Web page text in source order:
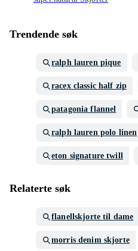
Trendende søk
ralph lauren pique
racex classic half zip
patagonia flannel
ralph lauren polo linen
eton signature twill
Relaterte søk
flanellskjorte til dame
morris denim skjorte